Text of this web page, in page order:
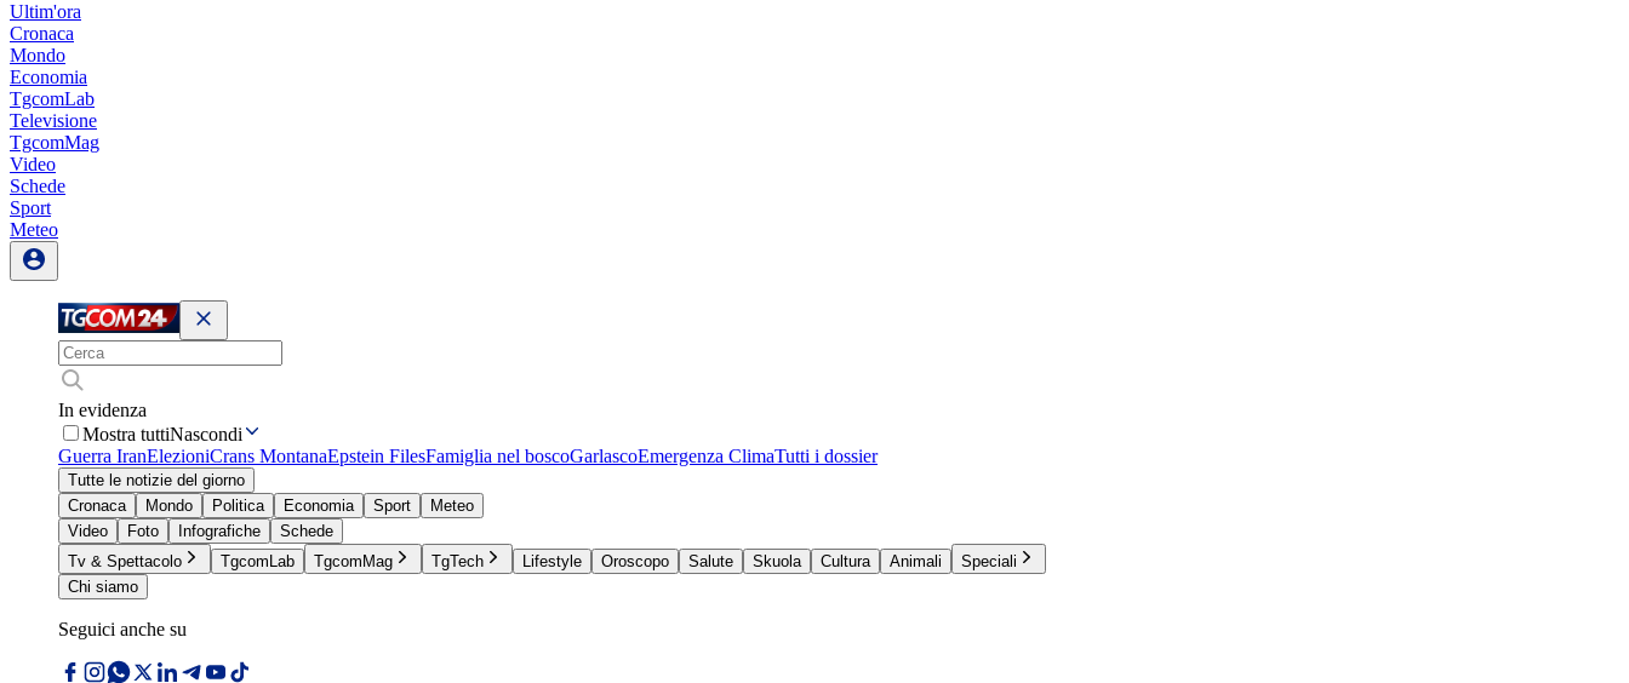
Ultim'ora
Cronaca
Mondo
Economia
TgcomLab
Televisione
TgcomMag
Video
Schede
Sport
Meteo
In evidenza
Mostra tuttiNascondi
Guerra IranElezioniCrans MontanaEpstein FilesFamiglia nel boscoGarlascoEmergenza ClimaTutti i dossier
Tutte le notizie del giorno
Cronaca
Mondo Politica Economia Sport
Meteo
Video
Foto Infografiche
Schede
Tv & Spettacolo
TgcomLab TgcomMag TgTech Lifestyle Oroscopo Salute Skuola Cultura Animali
Speciali
Chi siamo
Seguici anche su